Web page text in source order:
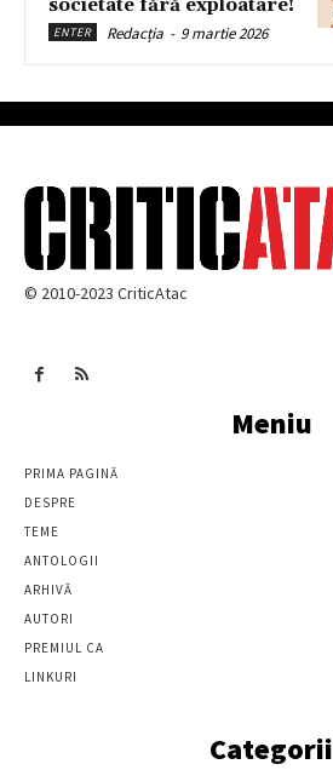
societate fără exploatare!
ENTER Redacția - 9 martie 2026
© 2010-2023 CriticAtac
Meniu
PRIMA PAGINĂ
DESPRE
TEME
ANTOLOGII
ARHIVĂ
AUTORI
PREMIUL CA
LINKURI
Categorii